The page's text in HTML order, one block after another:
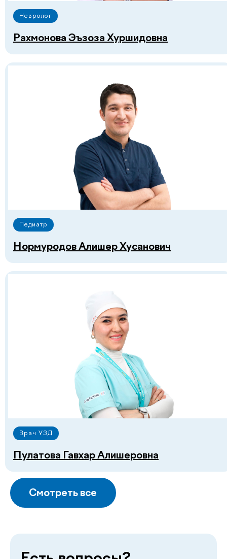
Невролог
Рахмонова Эъзоза Хуршидовна
Педиатр
Нормуродов Алишер Хусанович
Врач УЗД
Пулатова Гавхар Алишеровна
Есть вопросы?
Оставьте заявку на
консультацию с врачом!
+998
Перезвоните мне
соглашаетесь c политикой конфиденциальности
Лицензии и
сертификаты